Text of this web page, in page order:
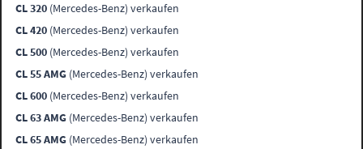
CL 320 (Mercedes-Benz) verkaufen
CL 420 (Mercedes-Benz) verkaufen
CL 500 (Mercedes-Benz) verkaufen
CL 55 AMG (Mercedes-Benz) verkaufen
CL 600 (Mercedes-Benz) verkaufen
CL 63 AMG (Mercedes-Benz) verkaufen
CL 65 AMG (Mercedes-Benz) verkaufen